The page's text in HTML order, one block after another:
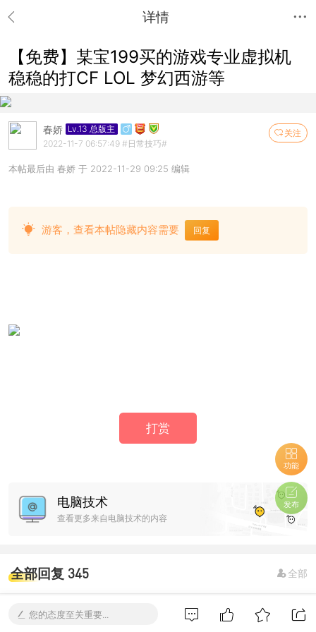
详情
【免费】某宝199买的游戏专业虚拟机
稳稳的打CF LOL 梦幻西游等
关注
春娇 Lv.13 总版主
2022-11-7 06:57:49 #日常技巧#
本帖最后由 春娇 于 2022-11-29 09:25 编辑
游客，查看本帖隐藏内容需要 回复
打赏
电脑技术
查看更多来自电脑技术的内容
全部回复 345 全部
1097537793
您的态度至关重要...
功能
发布